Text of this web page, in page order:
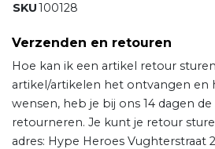
SKU100128
Verzenden en retouren
Hoe kan ik een artikel retour
artikel/artikelen het ontvangen en
wensen, heb je bij ons 14 dagen
retourneren. Je kunt je retour
adres: Hype Heroes Vughterstraat